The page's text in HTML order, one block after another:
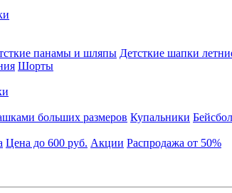
панамы и шляпы Детсткие шапки
Шорты
больших размеров Купальники
Цена до 600 руб. Акции Распродажа от 50%